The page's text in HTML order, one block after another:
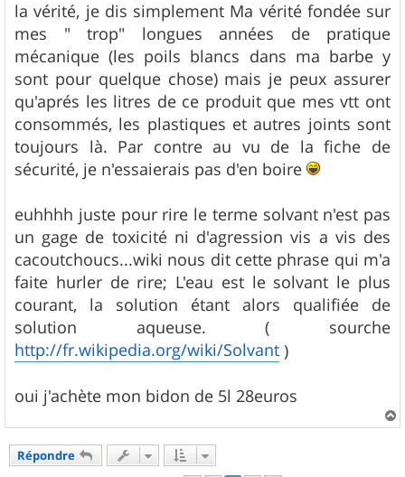
la vérité, je dis simplement Ma vérité fondée sur
mes " trop" longues années de pratique
mécanique (les poils blancs dans ma barbe y
sont pour quelque chose) mais je peux assurer
qu'aprés les litres de ce produit que mes vtt ont
consommés, les plastiques et autres joints sont
toujours là. Par contre au vu de la fiche de
sécurité, je n'essaierais pas d'en boire
euhhhh juste pour rire le terme solvant n'est pas
un gage de toxicité ni d'agression vis a vis des
cacoutchoucs...wiki nous dit cette phrase qui m'a
faite hurler de rire; L'eau est le solvant le plus
courant, la solution étant alors qualifiée de
solution aqueuse. ( sourche
http://fr.wikipedia.org/wiki/Solvant )
oui j'achète mon bidon de 5l 28euros
a
Répondre